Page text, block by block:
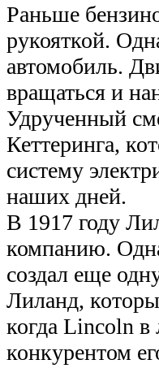
Раньше
рукояткой.
автомобиль.
вращаться и
Удрученный
Кеттеринга,
систему
наших дней.
В 1917 году
компанию.
создал еще
Лиланд,
когда Lincoln в
конкурентом